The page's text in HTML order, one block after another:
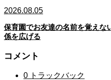
2026.08.05
保育園でお友達の名前を覚えな
係を広げる
コメント
0 トラックバック